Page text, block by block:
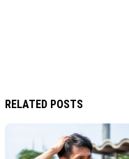
RELATED POSTS